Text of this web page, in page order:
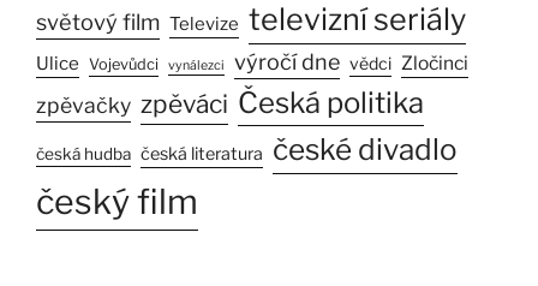
světový film Televize televizní seriály
Ulice Vojevůdci vynálezci výročí dne vědci Zločinci
zpěvačky zpěváci Česká politika
česká hudba česká literatura české divadlo
český film